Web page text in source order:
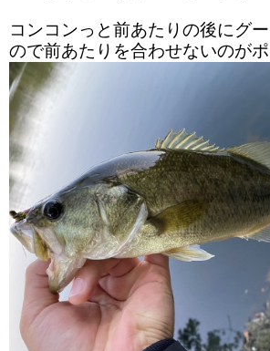
コンコンっと前あたりの後にグ
ので前あたりを合わせないのがポ